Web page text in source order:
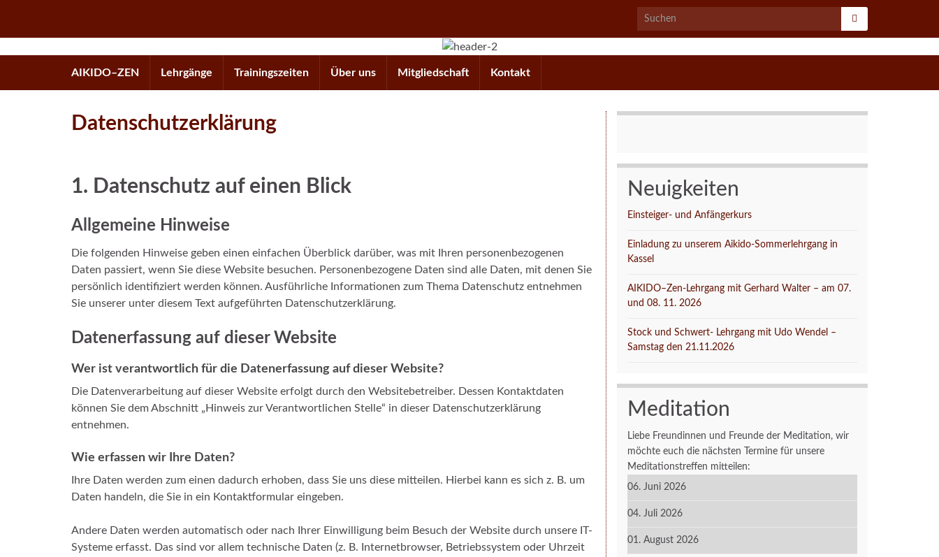
Search for:
AIKIDO–ZEN Lehrgänge Trainingszeiten Über uns Mitgliedschaft Kontakt
Datenschutzerklärung
1. Datenschutz auf einen Blick
Allgemeine Hinweise
Die folgenden Hinweise geben einen einfachen Überblick darüber, was mit Ihren personenbezogenen
Daten passiert, wenn Sie diese Website besuchen. Personenbezogene Daten sind alle Daten, mit denen Sie
persönlich identifiziert werden können. Ausführliche Informationen zum Thema Datenschutz entnehmen
Sie unserer unter diesem Text aufgeführten Datenschutzerklärung.
Datenerfassung auf dieser Website
Wer ist verantwortlich für die Datenerfassung auf dieser Website?
Die Datenverarbeitung auf dieser Website erfolgt durch den Websitebetreiber. Dessen Kontaktdaten
können Sie dem Abschnitt „Hinweis zur Verantwortlichen Stelle“ in dieser Datenschutzerklärung
entnehmen.
Wie erfassen wir Ihre Daten?
Ihre Daten werden zum einen dadurch erhoben, dass Sie uns diese mitteilen. Hierbei kann es sich z. B. um
Daten handeln, die Sie in ein Kontaktformular eingeben.
Andere Daten werden automatisch oder nach Ihrer Einwilligung beim Besuch der Website durch unsere IT-
Systeme erfasst. Das sind vor allem technische Daten (z. B. Internetbrowser, Betriebssystem oder Uhrzeit
Neuigkeiten
Einsteiger- und Anfängerkurs
Einladung zu unserem Aikido-Sommerlehrgang in
Kassel
AIKIDO–Zen-Lehrgang mit Gerhard Walter – am 07.
und 08. 11. 2026
Stock und Schwert- Lehrgang mit Udo Wendel –
Samstag den 21.11.2026
Meditation
Liebe Freundinnen und Freunde der Meditation, wir
möchte euch die nächsten Termine für unsere
Meditationstreffen mitteilen:
06. Juni 2026
04. Juli 2026
01. August 2026